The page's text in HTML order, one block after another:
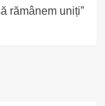
rămânem uniți”